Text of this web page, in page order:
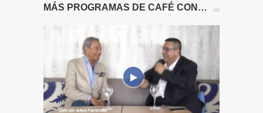
MÁS PROGRAMAS DE CAFÉ CON…